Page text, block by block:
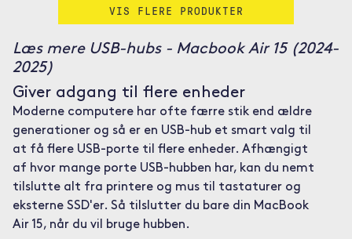
VIS FLERE PRODUKTER
Læs mere USB-hubs - Macbook Air 15 (2024-
2025)
Giver adgang til flere enheder
Moderne computere har ofte færre stik end ældre
generationer og så er en USB-hub et smart valg til
at få flere USB-porte til flere enheder. Afhængigt
af hvor mange porte USB-hubben har, kan du nemt
tilslutte alt fra printere og mus til tastaturer og
eksterne SSD'er. Så tilslutter du bare din MacBook
Air 15, når du vil bruge hubben.